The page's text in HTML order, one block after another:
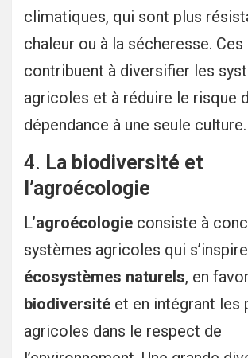
climatiques, qui sont plus
chaleur ou à la sécheresse.
contribuent à diversifier les
agricoles et à réduire le risque
dépendance à une seule culture.
4. La biodiversité et
l’agroécologie
L’agroécologie consiste à
systèmes agricoles qui
écosystèmes naturels, en
biodiversité et en intégrant les
agricoles dans le respect de